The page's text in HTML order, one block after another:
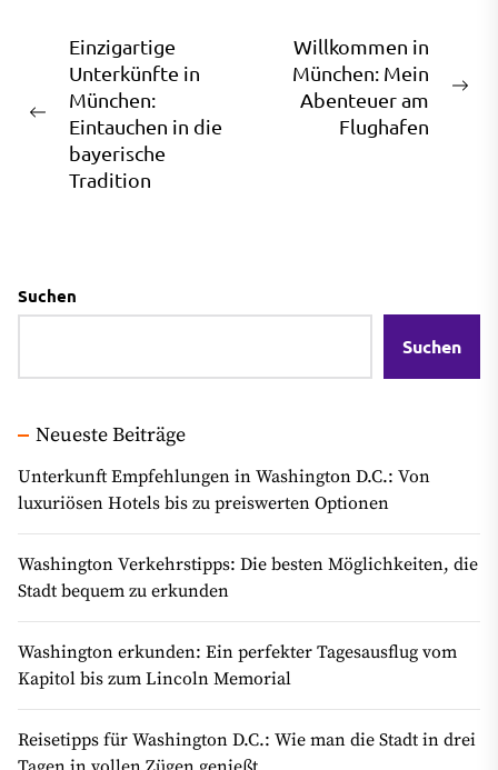
Beitragsnavigation
Previous
post:
Einzigartige
Unterkünfte in
München:
Eintauchen in die
bayerische
Tradition
Willkommen in
München: Mein
Abenteuer am
Flughafen
Suchen
Suchen
Neueste Beiträge
Unterkunft Empfehlungen in Washington D.C.: Von
luxuriösen Hotels bis zu preiswerten Optionen
Washington Verkehrstipps: Die besten Möglichkeiten, die
Stadt bequem zu erkunden
Washington erkunden: Ein perfekter Tagesausflug vom
Kapitol bis zum Lincoln Memorial
Reisetipps für Washington D.C.: Wie man die Stadt in drei